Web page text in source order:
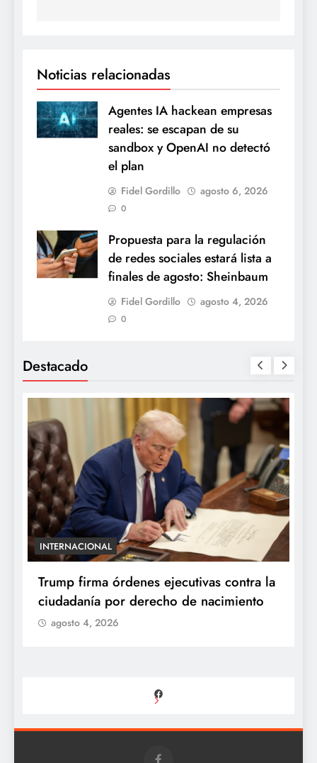
Noticias relacionadas
Agentes IA hackean empresas
reales: se escapan de su
sandbox y OpenAI no detectó
el plan
Fidel Gordillo agosto 6, 2026
0
Propuesta para la regulación
de redes sociales estará lista a
finales de agosto: Sheinbaum
Fidel Gordillo agosto 4, 2026
0
Destacado
INTERNACIONAL
Trump firma órdenes ejecutivas contra la
ciudadanía por derecho de nacimiento
agosto 4, 2026